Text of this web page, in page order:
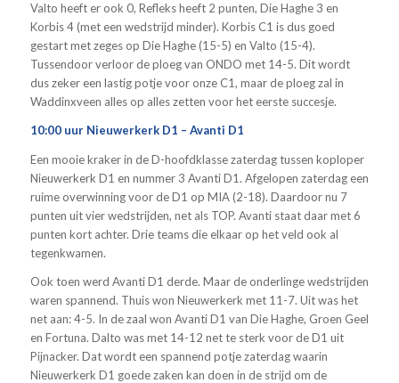
Valto heeft er ook 0, Refleks heeft 2 punten, Die Haghe 3 en
Korbis 4 (met een wedstrijd minder). Korbis C1 is dus goed
gestart met zeges op Die Haghe (15-5) en Valto (15-4).
Tussendoor verloor de ploeg van ONDO met 14-5. Dit wordt
dus zeker een lastig potje voor onze C1, maar de ploeg zal in
Waddinxveen alles op alles zetten voor het eerste succesje.
10:00 uur Nieuwerkerk D1 – Avanti D1
Een mooie kraker in de D-hoofdklasse zaterdag tussen koploper
Nieuwerkerk D1 en nummer 3 Avanti D1. Afgelopen zaterdag een
ruime overwinning voor de D1 op MIA (2-18). Daardoor nu 7
punten uit vier wedstrijden, net als TOP. Avanti staat daar met 6
punten kort achter. Drie teams die elkaar op het veld ook al
tegenkwamen.
Ook toen werd Avanti D1 derde. Maar de onderlinge wedstrijden
waren spannend. Thuis won Nieuwerkerk met 11-7. Uit was het
net aan: 4-5. In de zaal won Avanti D1 van Die Haghe, Groen Geel
en Fortuna. Dalto was met 14-12 net te sterk voor de D1 uit
Pijnacker. Dat wordt een spannend potje zaterdag waarin
Nieuwerkerk D1 goede zaken kan doen in de strijd om de